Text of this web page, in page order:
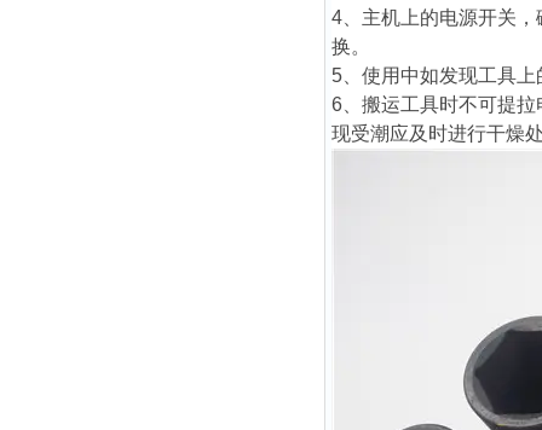
4、主机上的电源开关
换。
5、使用中如发现工具
6、搬运工具时不可提
现受潮应及时进行干燥